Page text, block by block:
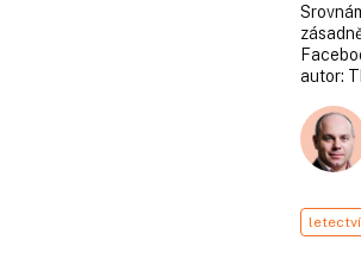
autor:
letectví